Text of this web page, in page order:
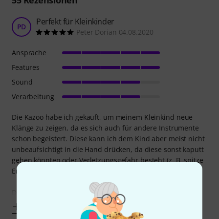
PD Perfekt für Kleinkinder
Peter Dorian 04.08.2020
Die Kazoo habe ich gekauft, um meinem Kleinkind neue
Klänge zu zeigen, da es sich auch für andere Instrumente
schon begeistert. Diese kann ich dem Kind aber meist nicht
unbeaufsichtigt in die Hand drücken, da diese sonst kaputt
gehen könnten oder Verletzungsgefahr besteht (z. B. spitze
Enden von Gitarrensaiten).
Diese Kazoo ist darum bestens geeignet, denn
Ansprache
Features
Sound
Verarbeitung